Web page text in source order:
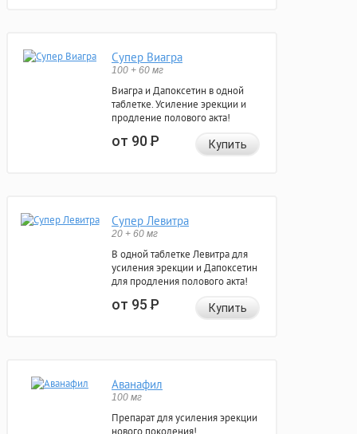
Супер Виагра
100 + 60 мг
Виагра и Дапоксетин в одной
таблетке. Усиление эрекции и
продление полового акта!
от 90Р Купить
Супер Левитра
20 + 60 мг
В одной таблетке Левитра для
усиления эрекции и Дапоксетин
для продления полового акта!
от 95Р Купить
Аванафил
100 мг
Препарат для усиления эрекции